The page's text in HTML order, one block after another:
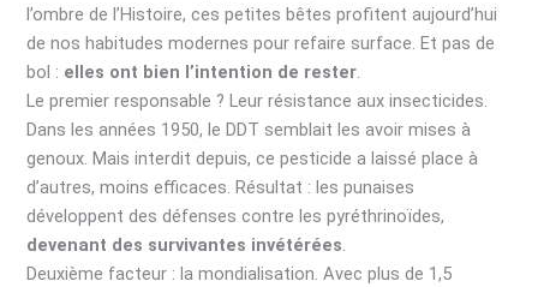
l’ombre de l’Histoire, ces petites bêtes profitent aujourd’hui
de nos habitudes modernes pour refaire surface. Et pas de
bol : elles ont bien l’intention de rester.
Le premier responsable ? Leur résistance aux insecticides.
Dans les années 1950, le DDT semblait les avoir mises à
genoux. Mais interdit depuis, ce pesticide a laissé place à
d’autres, moins efficaces. Résultat : les punaises
développent des défenses contre les pyréthrinoïdes,
devenant des survivantes invétérées.
Deuxième facteur : la mondialisation. Avec plus de 1,5